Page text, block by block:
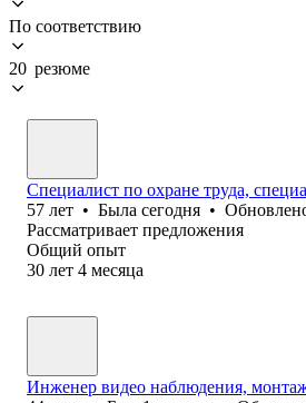
По соответствию
20 резюме
Специалист по охране труда,
57 лет • Была сегодня •
Рассматривает предложения
Общий опыт
30 лет 4 месяца
Инженер видео наблюдения,